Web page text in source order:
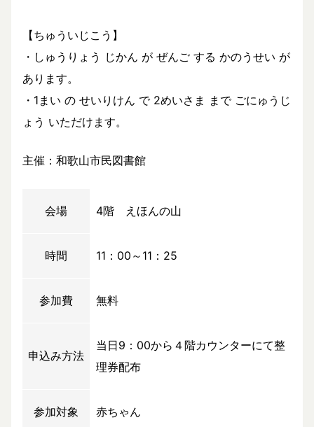
【ちゅういじこう】
・しゅうりょう じかん が ぜんご する かのうせい が
あります。
・1まい の せいりけん で 2めいさま まで ごにゅうじ
ょう いただけます。
主催：和歌山市民図書館
会場 4階 えほんの山
時間 11：00～11：25
参加費 無料
申込み方法
当日9：00から４階カウンターにて整
理券配布
参加対象 赤ちゃん